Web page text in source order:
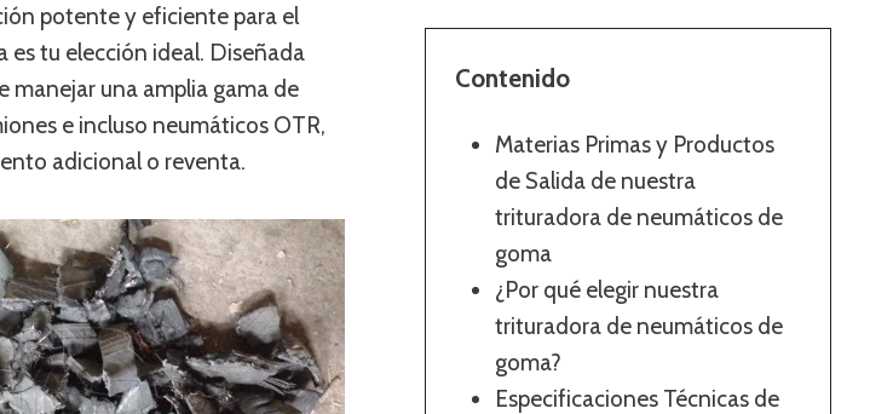
potente y eficiente para el
tu elección ideal. Diseñada
manejar una amplia gama de
e incluso neumáticos OTR,
adicional o reventa.
Contenido
Materias Primas y Productos
de Salida de nuestra
trituradora de neumáticos de
goma
¿Por qué elegir nuestra
trituradora de neumáticos de
goma?
Especificaciones Técnicas de